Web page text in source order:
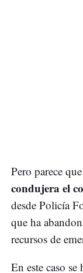
Pero parece que
condujera el
desde Policía
que ha
recursos de
En este caso